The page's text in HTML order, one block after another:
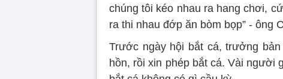
chúng tôi kéo nhau ra hang chơi,
ra thi nhau đớp ăn bòm bọp” - ông
Trước ngày hội bắt cá, trưởng
hồn, rồi xin phép bắt cá. Vài người